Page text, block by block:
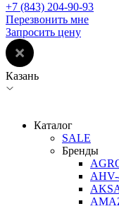
+7 (843) 204-90-93
Перезвонить мне
Запросить цену
Казань
Каталог
SALE
Бренды